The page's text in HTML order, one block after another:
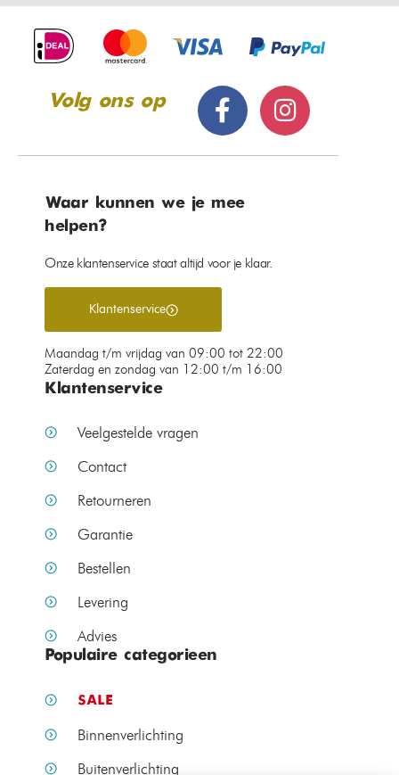
Volg ons op
Waar kunnen we je mee
helpen?
Onze klantenservice staat altijd voor je klaar.
Klantenservice
Maandag t/m vrijdag van 09:00 tot 22:00
Zaterdag en zondag van 12:00 t/m 16:00
Klantenservice
Veelgestelde vragen
Contact
Retourneren
Garantie
Bestellen
Levering
Advies
Populaire categorieen
SALE
Binnenverlichting
Buitenverlichting